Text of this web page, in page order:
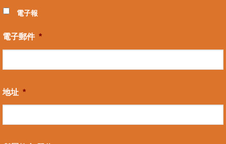
電子報
電子郵件 *
地址 *